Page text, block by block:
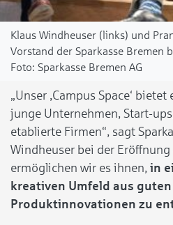
Klaus Windheuser (links) und
Vorstand der Sparkasse Bremen
Sparkasse Bremen AG
„Unser ‚Campus Space‘
junge Unternehmen, Start-
etablierte Firmen“, sagt
Windheuser bei der Eröffnung
ermöglichen wir es ihnen, in
kreativen Umfeld aus
Produktinnovationen zu